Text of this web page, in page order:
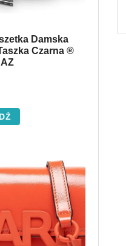
Damska
Czarna ®